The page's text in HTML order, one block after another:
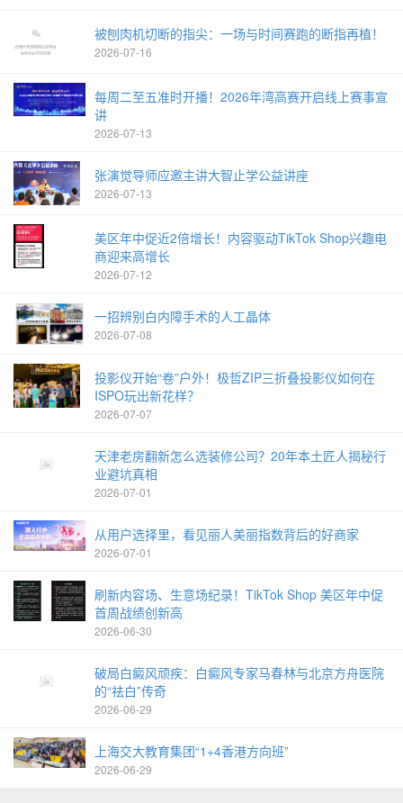
被刨肉机切断的指尖：一场与时间赛跑的断指再植！
2026-07-16
每周二至五准时开播！2026年湾高赛开启线上赛事宣
讲
2026-07-13
张演觉导师应邀主讲大智止学公益讲座
2026-07-13
美区年中促近2倍增长！内容驱动TikTok Shop兴趣电
商迎来高增长
2026-07-12
一招辨别白内障手术的人工晶体
2026-07-08
投影仪开始“卷”户外！极哲ZIP三折叠投影仪如何在
ISPO玩出新花样？
2026-07-07
天津老房翻新怎么选装修公司？20年本土匠人揭秘行
业避坑真相
2026-07-01
从用户选择里，看见丽人美丽指数背后的好商家
2026-07-01
刷新内容场、生意场纪录！TikTok Shop 美区年中促
首周战绩创新高
2026-06-30
破局白癜风顽疾：白癜风专家马春林与北京方舟医院
的“祛白”传奇
2026-06-29
上海交大教育集团“1+4香港方向班”
2026-06-29